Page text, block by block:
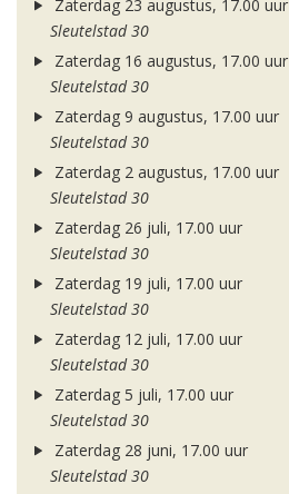
Zaterdag 23 augustus, 17.00 uur
Sleutelstad 30
Zaterdag 16 augustus, 17.00 uur
Sleutelstad 30
Zaterdag 9 augustus, 17.00 uur
Sleutelstad 30
Zaterdag 2 augustus, 17.00 uur
Sleutelstad 30
Zaterdag 26 juli, 17.00 uur
Sleutelstad 30
Zaterdag 19 juli, 17.00 uur
Sleutelstad 30
Zaterdag 12 juli, 17.00 uur
Sleutelstad 30
Zaterdag 5 juli, 17.00 uur
Sleutelstad 30
Zaterdag 28 juni, 17.00 uur
Sleutelstad 30